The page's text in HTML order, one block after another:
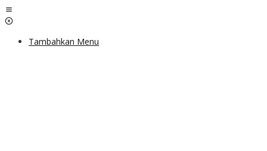
Lewati
ke
Tambahkan Menu